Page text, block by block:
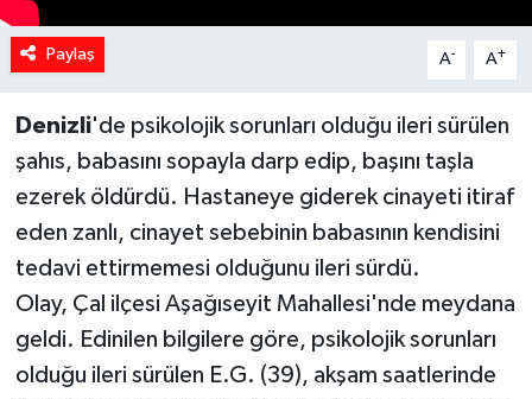
Paylaş A- A+
Denizli'de psikolojik sorunları olduğu ileri sürülen
şahıs, babasını sopayla darp edip, başını taşla
ezerek öldürdü. Hastaneye giderek cinayeti itiraf
eden zanlı, cinayet sebebinin babasının kendisini
tedavi ettirmemesi olduğunu ileri sürdü.
Olay, Çal ilçesi Aşağıseyit Mahallesi'nde meydana
geldi. Edinilen bilgilere göre, psikolojik sorunları
olduğu ileri sürülen E.G. (39), akşam saatlerinde